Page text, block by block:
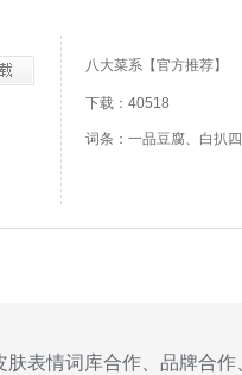
八大菜系【官方推荐】
下载：40518
词条：一品豆腐、白扒
肤表情词库合作、品牌合